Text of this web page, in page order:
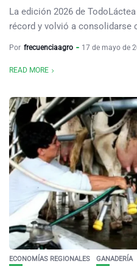
La edición 2026 de
récord y volvió a consolidarse
Por frecuenciaagro 17 de mayo de
READ MORE
ECONOMÍAS REGIONALES GANADERÍA